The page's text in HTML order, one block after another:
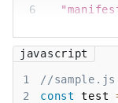
6
9
],
10
"action"
11
javascript
1
//sample.js
2
const test